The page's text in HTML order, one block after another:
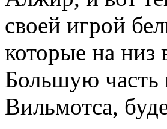
своей игрой
которые на низ
Большую часть
Вильмотса,